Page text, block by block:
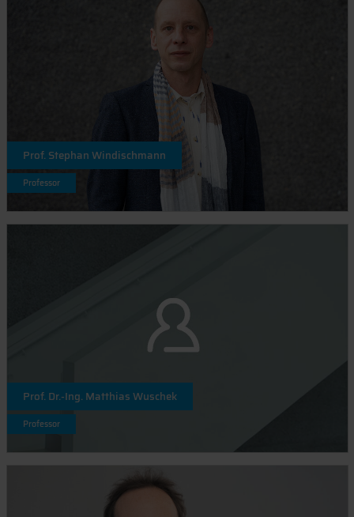
Prof. Stephan Windischmann
Professor
Prof. Dr.-Ing. Matthias Wuschek
Professor